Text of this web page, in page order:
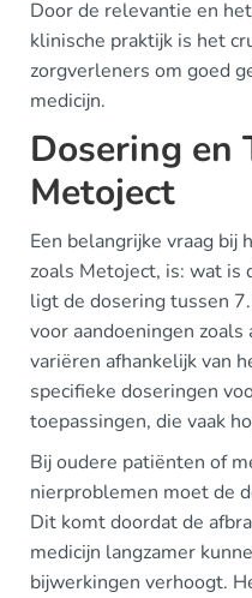
Door de relevantie en
klinische praktijk is het
zorgverleners om goed
medicijn.
Dosering en
Metoject
Een belangrijke vraag bij
zoals Metoject, is: wat is
ligt de dosering tussen
voor aandoeningen
variëren afhankelijk van
specifieke doseringen
toepassingen, die vaak
Bij oudere patiënten of
nierproblemen moet de
Dit komt doordat de
medicijn langzamer
bijwerkingen verhoogt.